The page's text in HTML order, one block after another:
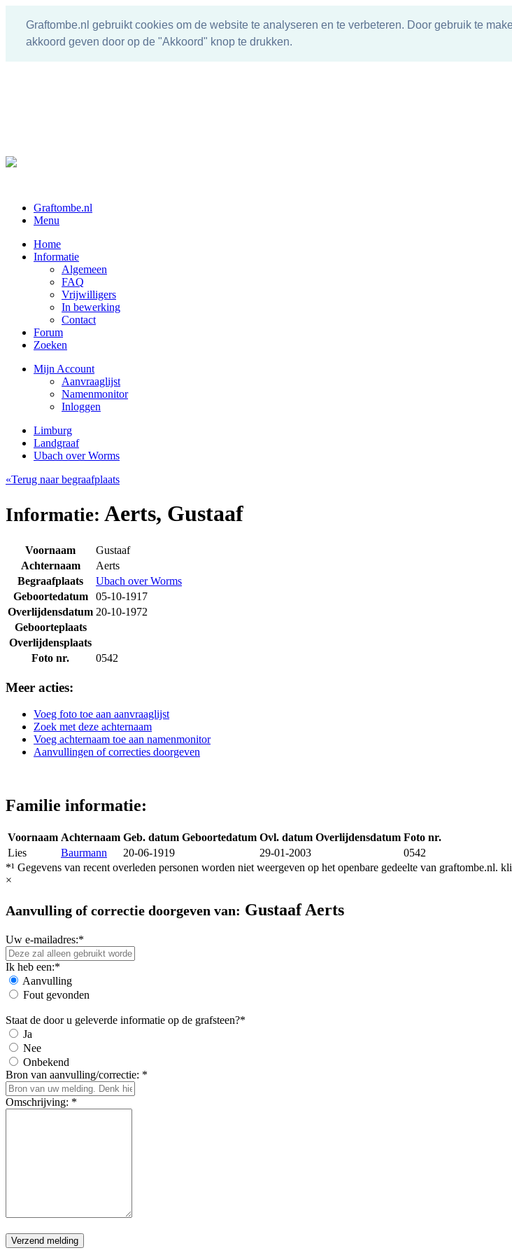
Graftombe.nl gebruikt cookies om de website te analyseren en te verbeteren. Door gebruik te
akkoord geven door op de "Akkoord" knop te drukken.
Graftombe.nl
Menu
Home
Informatie
Algemeen
FAQ
Vrijwilligers
In bewerking
Contact
Forum
Zoeken
Mijn Account
Aanvraaglijst
Namenmonitor
Inloggen
Limburg
Landgraaf
Ubach over Worms
«Terug naar begraafplaats
Informatie: Aerts, Gustaaf
Voornaam
Gustaaf
Achternaam
Aerts
Begraafplaats
Ubach over Worms
Geboortedatum
05-10-1917
Overlijdensdatum 20-10-1972
Geboorteplaats
Overlijdensplaats
Foto nr.
0542
Meer acties:
Voeg foto toe aan aanvraaglijst
Zoek met deze achternaam
Voeg achternaam toe aan namenmonitor
Aanvullingen of correcties doorgeven
Familie informatie:
Voornaam Achternaam Geb. datum Geboortedatum Ovl. datum Overlijdensdatum Foto nr.
Lies
Baurmann 20-06-1919 29-01-2003
0542
*¹ Gegevens van recent overleden personen worden niet weergeven op het openbare gedeelte van graftombe.nl.
×
Aanvulling of correctie doorgeven van: Gustaaf Aerts
Uw e-mailadres:*
Ik heb een:*
Aanvulling
Fout gevonden
Staat de door u geleverde informatie op de grafsteen?*
Ja
Nee
Onbekend
Bron van aanvulling/correctie: *
Omschrijving: *